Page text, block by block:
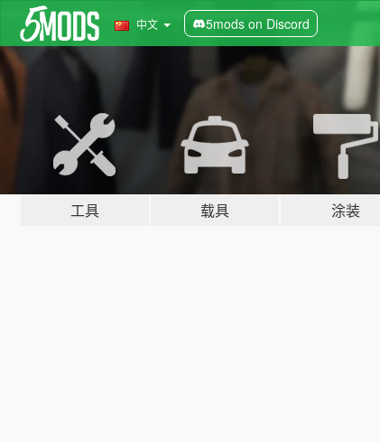
中文 5mods on Discord
工具 载具 涂装